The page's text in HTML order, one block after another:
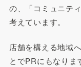
の、「コミュニテ
考えています。
店舗を構える地域
とでPRにもなりま